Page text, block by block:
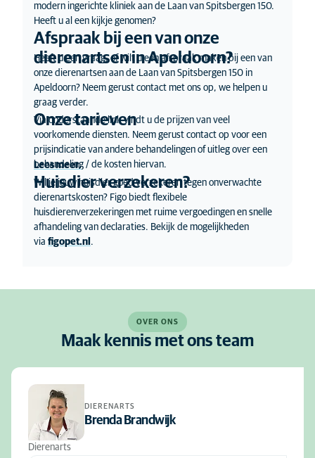
modern ingerichte kliniek aan de Laan van Spitsbergen 150.
Heeft u al een kijkje genomen?
Afspraak bij een van onze
dierenartsen in Apeldoorn?
Heeft u een vraag, of wilt u een afspraak maken bij een van
onze dierenartsen aan de Laan van Spitsbergen 150 in
Apeldoorn? Neem gerust contact met ons op, we helpen u
graag verder.
Onze tarieven
Via onderstaande link vindt u de prijzen van veel
voorkomende diensten. Neem gerust contact op voor een
prijsindicatie van andere behandelingen of uitleg over een
behandeling / de kosten hiervan.
Lees meer.
Huisdier verzekeren?
Wil je jouw huisdier goed verzekeren tegen onverwachte
dierenartskosten? Figo biedt flexibele
huisdierenverzekeringen met ruime vergoedingen en snelle
afhandeling van declaraties. Bekijk de mogelijkheden
via figopet.nl .
OVER ONS
Maak kennis met ons team
DIERENARTS
Brenda Brandwijk
Dierenarts